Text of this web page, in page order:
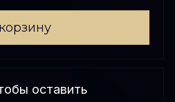
оставить